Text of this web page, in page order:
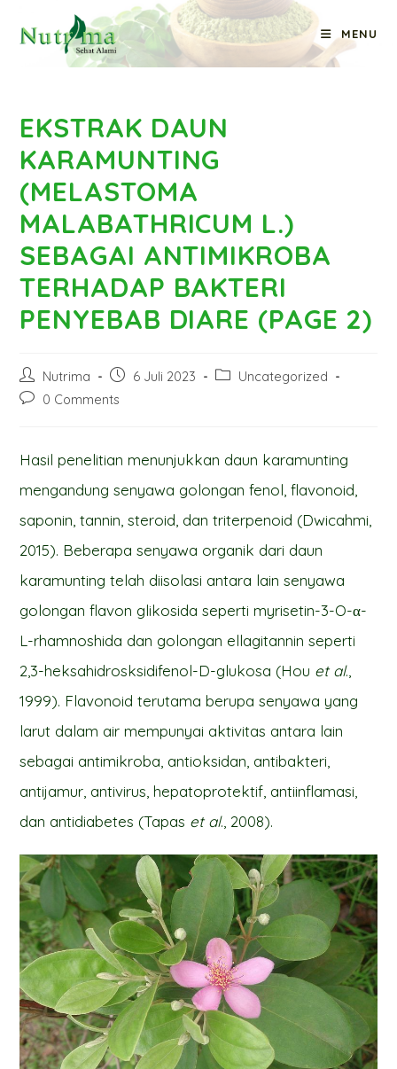
MENU
Blog
EKSTRAK DAUN
KARAMUNTING
(MELASTOMA
MALABATHRICUM L.)
SEBAGAI ANTIMIKROBA
TERHADAP BAKTERI
PENYEBAB DIARE (PAGE 2)
Post
author:
Nutrima
Post
published:
6 Juli 2023
PostUncategorized
Post0 Comments
Hasil penelitian menunjukkan daun karamunting
mengandung senyawa golongan fenol, flavonoid,
saponin, tannin, steroid, dan triterpenoid (Dwicahmi,
2015). Beberapa senyawa organik dari daun
karamunting telah diisolasi antara lain senyawa
golongan flavon glikosida seperti myrisetin-3-O-α-
L-rhamnoshida dan golongan ellagitannin seperti
2,3-heksahidrosksidifenol-D-glukosa (Hou et al.,
1999). Flavonoid terutama berupa senyawa yang
larut dalam air mempunyai aktivitas antara lain
sebagai antimikroba, antioksidan, antibakteri,
antijamur, antivirus, hepatoprotektif, antiinflamasi,
dan antidiabetes (Tapas et al., 2008).